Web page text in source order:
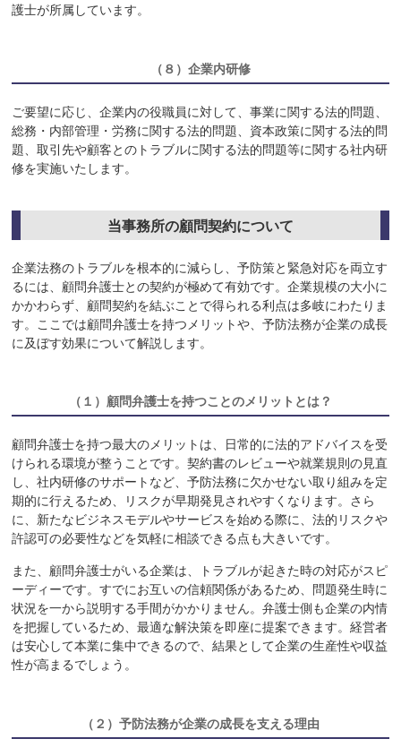
護士が所属しています。
（８） 企業内研修
ご要望に応じ、企業内の役職員に対して、事業に関する法的問題、
総務・内部管理・労務に関する法的問題、資本政策に関する法的問
題、取引先や顧客とのトラブルに関する法的問題等に関する社内研
修を実施いたします。
当事務所の顧問契約について
企業法務のトラブルを根本的に減らし、予防策と緊急対応を両立す
るには、顧問弁護士との契約が極めて有効です。企業規模の大小に
かかわらず、顧問契約を結ぶことで得られる利点は多岐にわたりま
す。ここでは顧問弁護士を持つメリットや、予防法務が企業の成長
に及ぼす効果について解説します。
（１） 顧問弁護士を持つことのメリットとは？
顧問弁護士を持つ最大のメリットは、日常的に法的アドバイスを受
けられる環境が整うことです。契約書のレビューや就業規則の見直
し、社内研修のサポートなど、予防法務に欠かせない取り組みを定
期的に行えるため、リスクが早期発見されやすくなります。さら
に、新たなビジネスモデルやサービスを始める際に、法的リスクや
許認可の必要性などを気軽に相談できる点も大きいです。
また、顧問弁護士がいる企業は、トラブルが起きた時の対応がスピ
ーディーです。すでにお互いの信頼関係があるため、問題発生時に
状況を一から説明する手間がかかりません。弁護士側も企業の内情
を把握しているため、最適な解決策を即座に提案できます。経営者
は安心して本業に集中できるので、結果として企業の生産性や収益
性が高まるでしょう。
（２） 予防法務が企業の成長を支える理由